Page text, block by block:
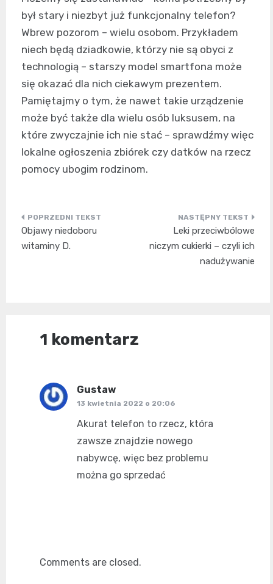
był stary i niezbyt już funkcjonalny telefon?
Wbrew pozorom – wielu osobom. Przykładem
niech będą dziadkowie, którzy nie są obyci z
technologią – starszy model smartfona może
się okazać dla nich ciekawym prezentem.
Pamiętajmy o tym, że nawet takie urządzenie
może być także dla wielu osób luksusem, na
które zwyczajnie ich nie stać – sprawdźmy więc
lokalne ogłoszenia zbiórek czy datków na rzecz
pomocy ubogim rodzinom.
Nawigacja
wpisu
Objawy niedoboru
witaminy D.
Leki przeciwbólowe
niczym cukierki – czyli ich
nadużywanie
1 komentarz
Gustaw
13 kwietnia 2022 o 20:06
Akurat telefon to rzecz, która
zawsze znajdzie nowego
nabywcę, więc bez problemu
można go sprzedać
Comments are closed.